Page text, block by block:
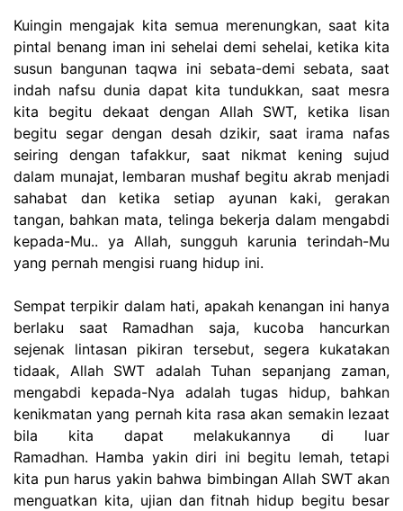
Kuingin mengajak kita semua merenungkan, saat kita
pintal benang iman ini sehelai demi sehelai, ketika kita
susun bangunan taqwa ini sebata-demi sebata, saat
indah nafsu dunia dapat kita tundukkan, saat mesra
kita begitu dekaat dengan Allah SWT, ketika lisan
begitu segar dengan desah dzikir, saat irama nafas
seiring dengan tafakkur, saat nikmat kening sujud
dalam munajat, lembaran mushaf begitu akrab menjadi
sahabat dan ketika setiap ayunan kaki, gerakan
tangan, bahkan mata, telinga bekerja dalam mengabdi
kepada-Mu.. ya Allah, sungguh karunia terindah-Mu
yang pernah mengisi ruang hidup ini.
Sempat terpikir dalam hati, apakah kenangan ini hanya
berlaku saat Ramadhan saja, kucoba hancurkan
sejenak lintasan pikiran tersebut, segera kukatakan
tidaak, Allah SWT adalah Tuhan sepanjang zaman,
mengabdi kepada-Nya adalah tugas hidup, bahkan
kenikmatan yang pernah kita rasa akan semakin lezaat
bila kita dapat melakukannya di luar
Ramadhan. Hamba yakin diri ini begitu lemah, tetapi
kita pun harus yakin bahwa bimbingan Allah SWT akan
menguatkan kita, ujian dan fitnah hidup begitu besar